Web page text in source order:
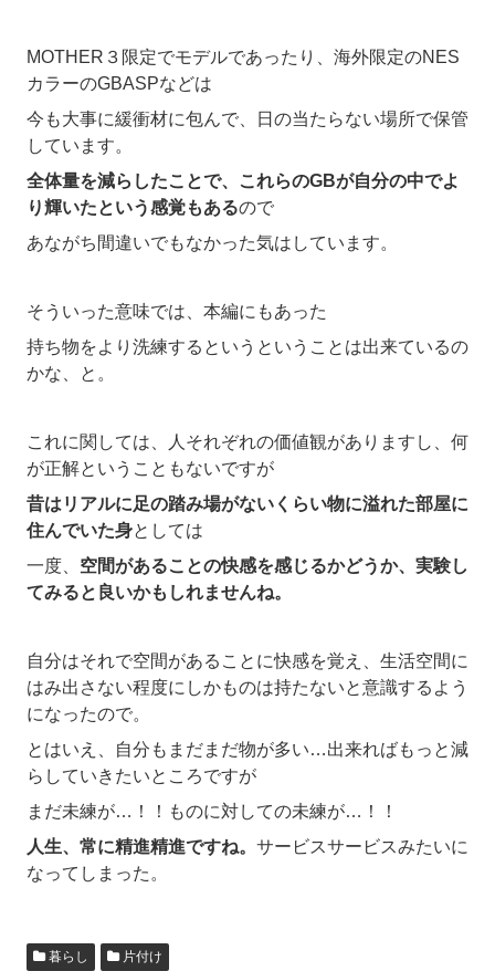
MOTHER３限定でモデルであったり、海外限定のNES
カラーのGBASPなどは
今も大事に緩衝材に包んで、日の当たらない場所で保管
しています。
全体量を減らしたことで、これらのGBが自分の中でよ
り輝いたという感覚もあるので
あながち間違いでもなかった気はしています。
そういった意味では、本編にもあった
持ち物をより洗練するというということは出来ているの
かな、と。
これに関しては、人それぞれの価値観がありますし、何
が正解ということもないですが
昔はリアルに足の踏み場がないくらい物に溢れた部屋に
住んでいた身としては
一度、 空間があることの快感を感じるかどうか、実験し
てみると良いかもしれませんね。
自分はそれで空間があることに快感を覚え、生活空間に
はみ出さない程度にしかものは持たないと意識するよう
になったので。
とはいえ、自分もまだまだ物が多い…出来ればもっと減
らしていきたいところですが
まだ未練が…！！ものに対しての未練が…！！
人生、常に精進精進ですね。 サービスサービスみたいに
なってしまった。
暮らし 片付け